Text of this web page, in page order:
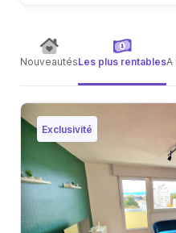
NouveautésLes plus rentablesA
Exclusivité